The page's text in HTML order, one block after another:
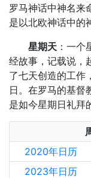
罗马神话中神名来
是以北欧神话中的
星期天 ：一
经故事，记载说，
了七天创造的工作
日。在罗马的基督
是如今星期日礼拜
2020年日历
2023年日历